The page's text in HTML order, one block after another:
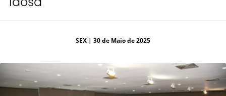
SEX | 30 de Maio de 2025